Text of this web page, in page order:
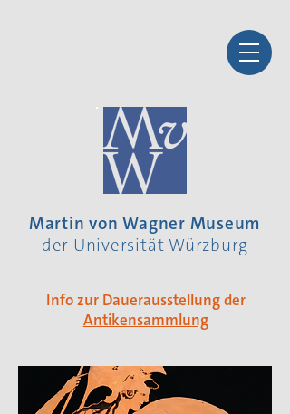
Martin von Wagner Museum
der Universität Würzburg
Info zur Dauerausstellung der
Antikensammlung